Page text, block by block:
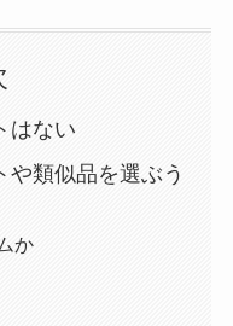
はない
や類似品を選ぶう
か